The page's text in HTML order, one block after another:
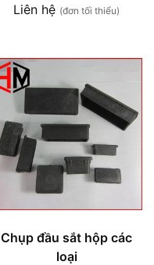
Liên hệ (đơn tối thiểu)
Chụp đầu sắt hộp các
loại